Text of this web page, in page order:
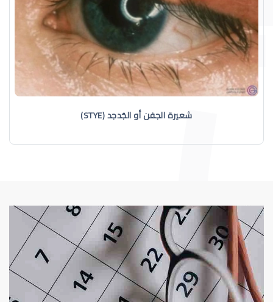
شعيرة الجفن أو الجُدجد (STYE)
شعيرة الجفن أو الجُدجد (Stye)
الجراحة التجميلية للعين